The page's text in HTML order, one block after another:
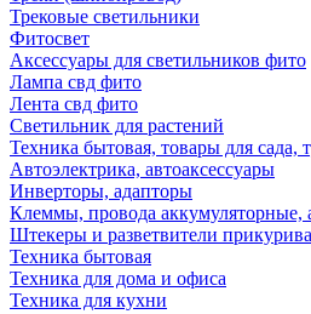
Трековые светильники
Фитосвет
Аксессуары для светильников фито
Лампа свд фито
Лента свд фито
Светильник для растений
Техника бытовая, товары для сада,
Автоэлектрика, автоаксессуары
Инверторы, адапторы
Клеммы, провода аккумуляторные,
Штекеры и разветвители
Техника бытовая
Техника для дома и офиса
Техника для кухни